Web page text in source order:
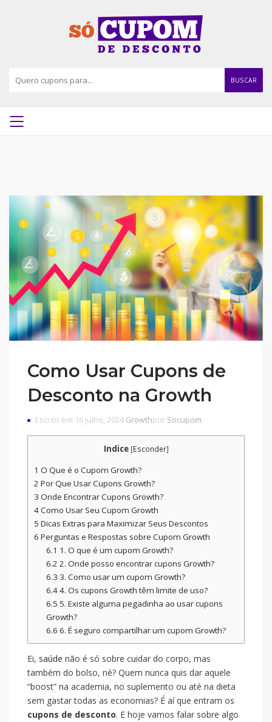
BUSCAR
Como Usar Cupons de
Desconto na Growth
Escrito em 16 julho, 2024 Growthpor Socupom
Indice [Esconder]
1 O Que é o Cupom Growth?
2 Por Que Usar Cupons Growth?
3 Onde Encontrar Cupons Growth?
4Como Usar Seu Cupom Growth
5 Dicas Extras para Maximizar Seus Descontos
6 Perguntas e Respostas sobre Cupom Growth
6.1 1. O que é um cupom Growth?
6.2 2. Onde posso encontrar cupons Growth?
6.3 3. Como usar um cupom Growth?
6.44. Os cupons Growth têm limite de uso?
6.5 5. Existe alguma pegadinha ao usar cupons
Growth?
6.6 6. É seguro compartilhar um cupom Growth?
Ei, saúde não é só sobre cuidar do corpo, mas
também do bolso, né? Quem nunca quis dar aquele
“boost” na academia, no suplemento ou até na dieta
sem gastar todas as economias? É aí que entram os
cupons de desconto. E hoje vamos falar sobre algo